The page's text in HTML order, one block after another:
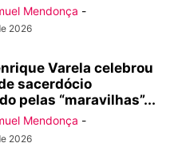
Mendonça -
2026
Varela celebrou
sacerdócio
pelas “maravilhas”...
Mendonça -
2026